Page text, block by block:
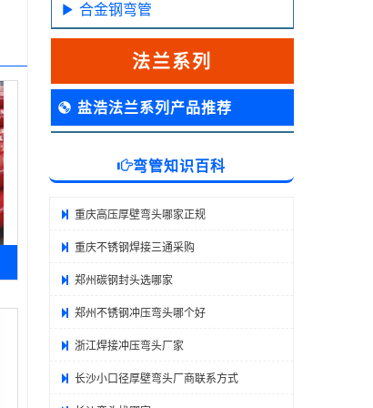
合金钢弯管
法兰系列
盐浩法兰系列产品推荐
弯管知识百科
重庆高压厚壁弯头哪家正规
重庆不锈钢焊接三通采购
郑州碳钢封头选哪家
郑州不锈钢冲压弯头哪个好
浙江焊接冲压弯头厂家
长沙小口径厚壁弯头厂商联系方式